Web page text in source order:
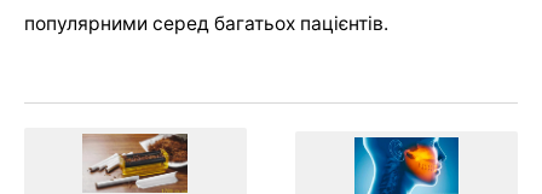
популярними серед багатьох пацієнтів.